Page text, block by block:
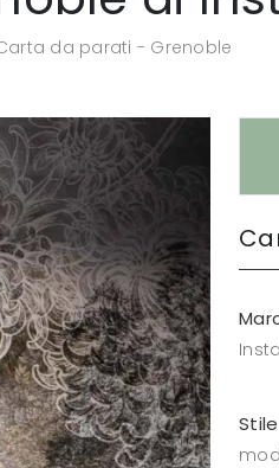
da parati - Grenoble
Stile